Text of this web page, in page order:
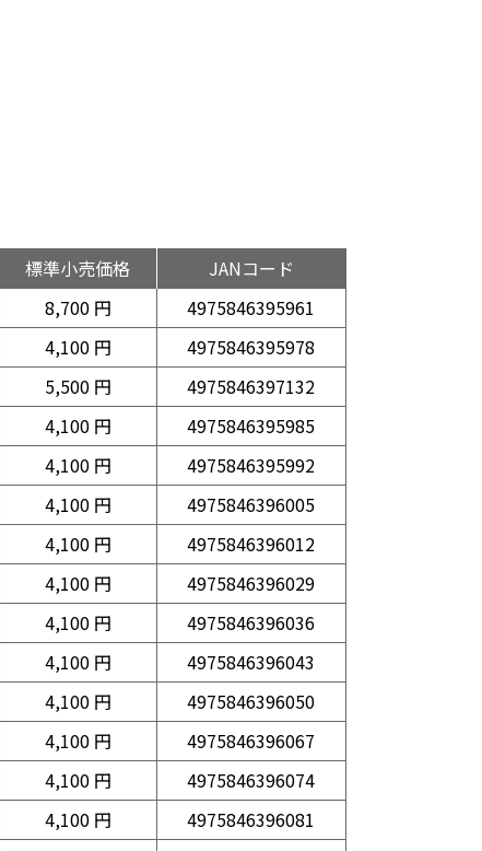
標準小売価格
JANコード
8,700 円
4975846395961
4,100 円
4975846395978
5,500 円
4975846397132
4,100 円
4975846395985
4,100 円
4975846395992
4,100 円
4975846396005
4,100 円
4975846396012
4,100 円
4975846396029
4,100 円
4975846396036
4,100 円
4975846396043
4,100 円
4975846396050
4,100 円
4975846396067
4,100 円
4975846396074
4,100 円
4975846396081